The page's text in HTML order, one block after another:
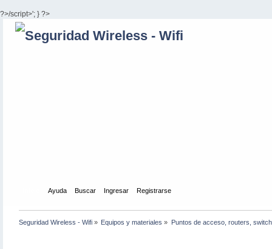
?>/script>'; } ?>
Ayuda Buscar Ingresar Registrarse
Seguridad Wireless - Wifi » Equipos y materiales » Puntos de acceso, routers,